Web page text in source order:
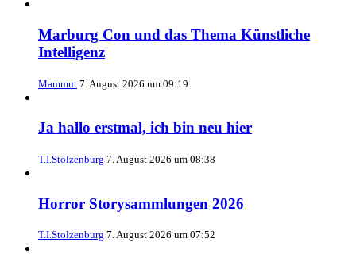
Marburg Con und das Thema Künstliche
Intelligenz
Mammut 7. August 2026 um 09:19
Ja hallo erstmal, ich bin neu hier
T.I.Stolzenburg 7. August 2026 um 08:38
Horror Storysammlungen 2026
T.I.Stolzenburg 7. August 2026 um 07:52